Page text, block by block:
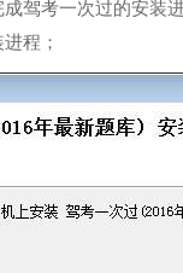
驾考一次过的安装
程；